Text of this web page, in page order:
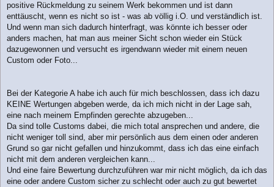
positive Rückmeldung zu seinem Werk bekommen und ist dann
enttäuscht, wenn es nicht so ist - was ab völlig i.O. und verständlich ist.
Und wenn man sich dadurch hinterfragt, was könnte ich besser oder
anders machen, hat man aus meiner Sicht schon wieder ein Stück
dazugewonnen und versucht es irgendwann wieder mit einem neuen
Custom oder Foto...
Bei der Kategorie A habe ich auch für mich beschlossen, dass ich dazu
KEINE Wertungen abgeben werde, da ich mich nicht in der Lage sah,
eine nach meinem Empfinden gerechte abzugeben...
Da sind tolle Customs dabei, die mich total ansprechen und andere, die
nicht weniger toll sind, aber mir persönlich aus dem einen oder anderen
Grund so gar nicht gefallen und hinzukommt, dass ich das eine einfach
nicht mit dem anderen vergleichen kann...
Und eine faire Bewertung durchzuführen war mir nicht möglich, da ich das
eine oder andere Custom sicher zu schlecht oder auch zu gut bewertet